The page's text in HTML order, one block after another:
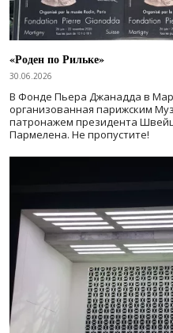
«Роден по Рильке»
30.06.2026
В Фонде Пьера Джанадда в
организованная парижским
патронажем президента
Пармелена. Не пропустите!